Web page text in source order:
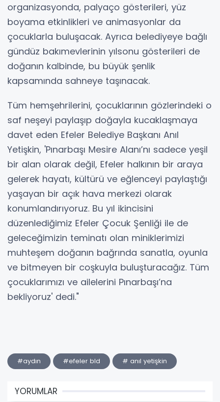
organizasyonda, palyaço gösterileri, yüz
boyama etkinlikleri ve animasyonlar da
çocuklarla buluşacak. Ayrıca belediyeye bağlı
gündüz bakımevlerinin yılsonu gösterileri de
doğanın kalbinde, bu büyük şenlik
kapsamında sahneye taşınacak.
Tüm hemşehrilerini, çocuklarının gözlerindeki o
saf neşeyi paylaşıp doğayla kucaklaşmaya
davet eden Efeler Belediye Başkanı Anıl
Yetişkin, 'Pınarbaşı Mesire Alanı’nı sadece yeşil
bir alan olarak değil, Efeler halkının bir araya
gelerek hayatı, kültürü ve eğlenceyi paylaştığı
yaşayan bir açık hava merkezi olarak
konumlandırıyoruz. Bu yıl ikincisini
düzenlediğimiz Efeler Çocuk Şenliği ile de
geleceğimizin teminatı olan miniklerimizi
muhteşem doğanın bağrında sanatla, oyunla
ve bitmeyen bir coşkuyla buluşturacağız. Tüm
çocuklarımızı ve ailelerini Pınarbaşı’na
bekliyoruz' dedi."
#aydın #efeler bld # anıl yetişkin
YORUMLAR